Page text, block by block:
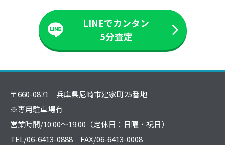
LINEでカンタン
5分査定
〒660-0871 兵庫県尼崎市建家町25番地
※専用駐車場有
営業時間/10:00～19:00（定休日：日曜・祝日）
TEL/06-6413-0888 FAX/06-6413-0008